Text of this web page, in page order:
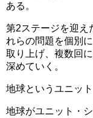
ある。
第2ステージを迎え
れらの問題を個別に
取り上げ、複数回
深めていく
地球というユニ
地球がユニット・